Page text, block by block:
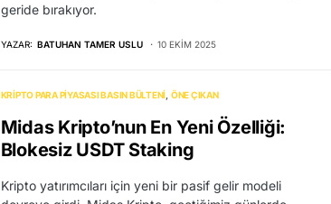
geride bırakıyor.
YAZAR: BATUHAN TAMER USLU 10 EKIM 2025
KRIPTO PARA PIYASASI BASIN BÜLTENI ÖNE ÇIKAN
Midas Kripto’nun En Yeni Özelliği:
Blokesiz USDT Staking
Kripto yatırımcıları için yeni bir pasif gelir modeli